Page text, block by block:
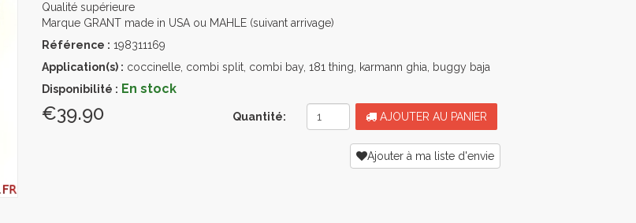
Qualité supérieure
Marque GRANT made in USA ou MAHLE (suivant arrivage)
Référence : 198311169
Application(s) : coccinelle, combi split, combi bay, 181 thing, karmann ghia, buggy baja
Disponibilité : En stock
€39.90 Quantité: AJOUTER AU PANIER
Ajouter à ma liste d'envie